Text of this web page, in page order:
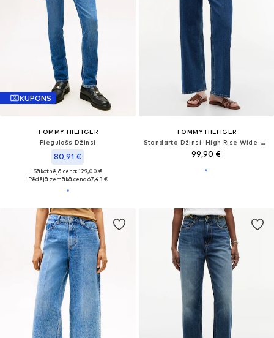
KUPONS
TOMMY HILFIGER
Piegulošs Džinsi
80,91 €
Sākotnējā cena: 129,00 €
Pēdējā zemākā cena:67,43 €
TOMMY HILFIGER
Standarta Džinsi 'High Rise Wide Leg Ankle'
99,90 €